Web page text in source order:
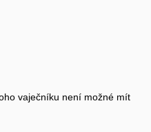
vaječníku není možné mít